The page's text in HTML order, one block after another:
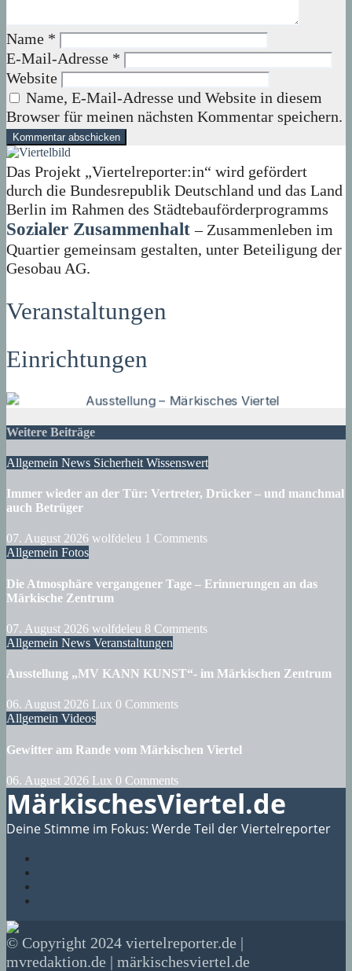
Name *
E-Mail-Adresse *
Website
Name, E-Mail-Adresse und Website in diesem
Browser für meinen nächsten Kommentar speichern.
Das Projekt „Viertelreporter:in“ wird gefördert
durch die Bundesrepublik Deutschland und das Land
Berlin im Rahmen des Städtebauförderprogramms
Sozialer Zusammenhalt – Zusammenleben im
Quartier gemeinsam gestalten, unter Beteiligung der
Gesobau AG.
Veranstaltungen
Einrichtungen
Weitere Beiträge
Allgemein News Sicherheit Wissenswert
Immer wieder an der Tür: Vertreter, Drücker – und manchmal
auch Betrüger
07. August 2026 wolfdeleu 1 Comments
Allgemein Fotos
Die Atmosphäre vergangener Tage – Erinnerungen an das
Märkische Zentrum
07. August 2026 wolfdeleu 8 Comments
Allgemein News Veranstaltungen
Ausstellung „MV KANN KUNST“- im Märkischen Zentrum
06. August 2026 Lux 0 Comments
Allgemein Videos
Gewitter am Rande vom Märkischen Viertel
06. August 2026 Lux 0 Comments
MärkischesViertel.de
Deine Stimme im Fokus: Werde Teil der Viertelreporter
© Copyright 2024 viertelreporter.de |
mvredaktion.de | märkischesviertel.de